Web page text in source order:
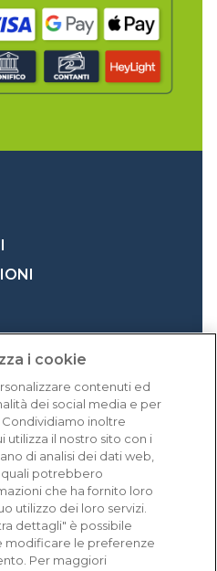
i cookie
contenuti ed
dei social media e per
inoltre
utilizza il nostro sito con i
di analisi dei dati web,
quali potrebbero
che ha fornito loro
utilizzo dei loro servizi.
dettagli" è possibile
modificare le preferenze
Per maggiori